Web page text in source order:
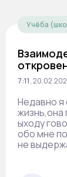
Учёба
7:11,
Недавно я
жизнь,она
ыходу
обо мне
не